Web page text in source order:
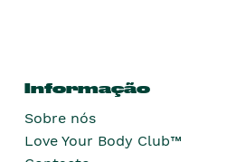
Informação
Sobre nós
Love Your Body Club™